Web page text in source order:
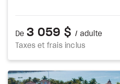
De 3 059 $ / adulte
Taxes et frais inclus